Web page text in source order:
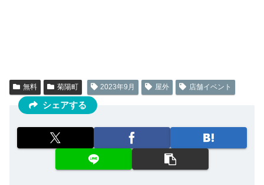
無料 菊陽町 2023年9月 屋外 店舗イベント
シェアする